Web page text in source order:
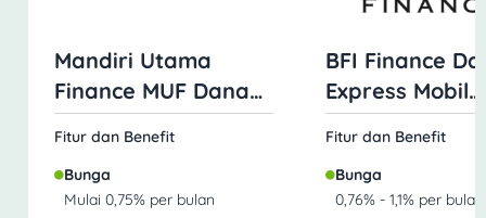
Mandiri Utama
Finance MUF Dana
Mobil
Fitur dan Benefit
Bunga
Mulai 0,75% per bulan
BFI Finance
Express Mobil
Jaminan BPKB
Fitur dan Benefit
Bunga
0,76% - 1,1% per bulan